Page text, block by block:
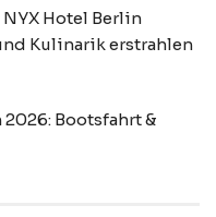
Hotel Berlin
Kulinarik erstrahlen
Bootsfahrt &